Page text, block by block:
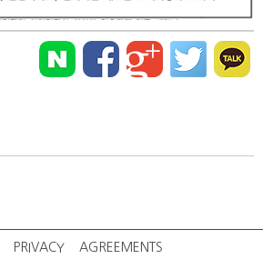
PRIVACY AGREEMENTS